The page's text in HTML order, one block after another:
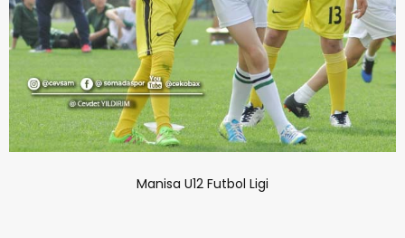
Manisa U12 Futbol Ligi